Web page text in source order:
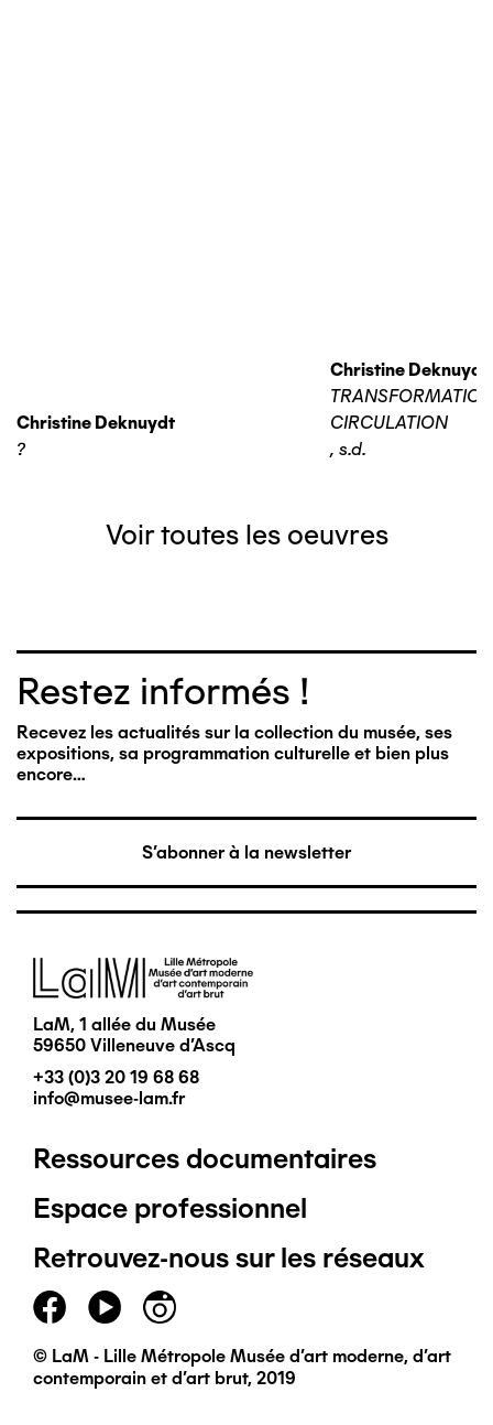
Christine Deknuydt
?
Christine Deknuydt
TRANSFORMATION
CIRCULATION
, s.d.
Voir toutes les oeuvres
Restez informés !
Recevez les actualités sur la collection du musée, ses
expositions, sa programmation culturelle et bien plus
encore…
S'abonner à la newsletter
Image
LaM, 1 allée du Musée
59650 Villeneuve d'Ascq
+33 (0)3 20 19 68 68
info@musee-lam.fr
Pied
de
page
principal
Ressources documentaires
Espace professionnel
Retrouvez-nous sur les réseaux
© LaM - Lille Métropole Musée d'art moderne, d'art
contemporain et d'art brut, 2019